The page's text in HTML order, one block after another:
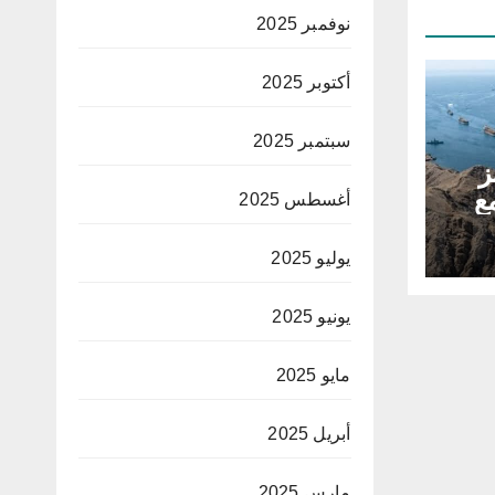
نوفمبر 2025
أكتوبر 2025
سبتمبر 2025
أغسطس 2025
يوليو 2025
يونيو 2025
مايو 2025
أبريل 2025